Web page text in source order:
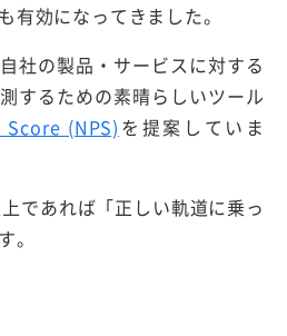
有効になってきました。
社の製品・サービスに対する
するための素晴らしいツール
(NPS) を提案していま
であれば「正しい軌道に乗っ
。